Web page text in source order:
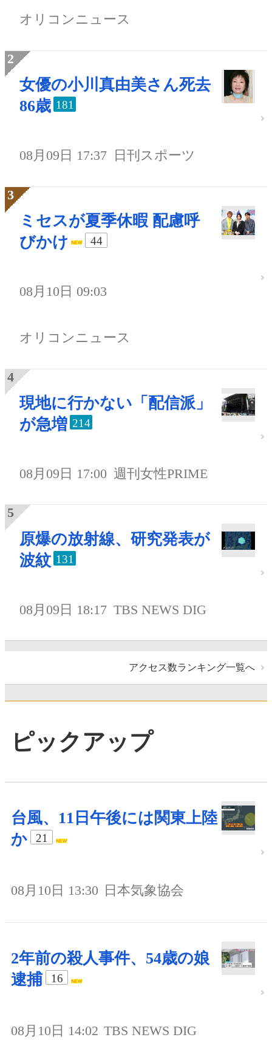
オリコンニュース
女優の小川真由美さん死去
86歳 181
08月09日 17:37 日刊スポーツ
ミセスが夏季休暇 配慮呼
びかけ
44
08月10日 09:03
オリコンニュース
現地に行かない「配信派」
が急増 214
08月09日 17:00 週刊女性PRIME
原爆の放射線、研究発表が
波紋 131
08月09日 18:17 TBS NEWS DIG
アクセス数ランキング一覧へ
ピックアップ
台風、11日午後には関東上陸
か
21
08月10日 13:30 日本気象協会
2年前の殺人事件、54歳の娘
逮捕
16
08月10日 14:02 TBS NEWS DIG